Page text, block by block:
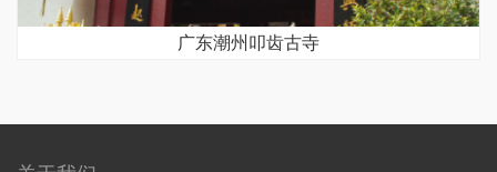
广东潮州叩齿古寺